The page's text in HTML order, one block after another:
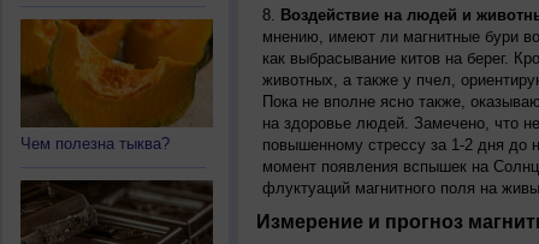
Чем полезна тыква?
Воздействие на людей и
мнению, имеют ли магнитные бури
как выбрасывание китов на берег.
животных, а также у пчел,
Пока не вполне ясно также,
на здоровье людей. Замечено, что
повышенному стрессу за 1-2 дня до
момент появления вспышек на
флуктуаций магнитного поля на
Измерение и прогноз